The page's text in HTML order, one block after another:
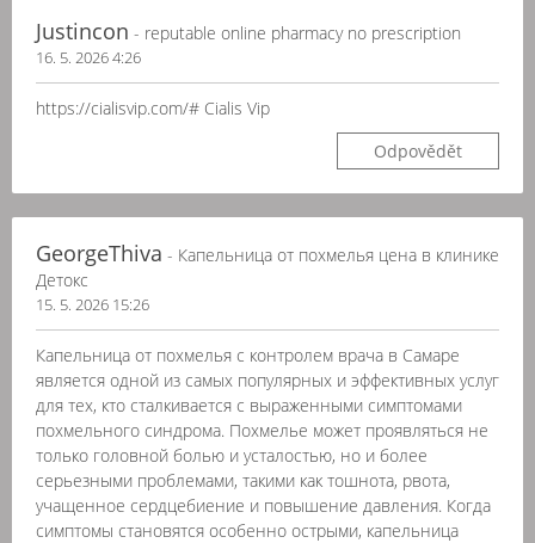
Justincon - reputable online pharmacy no prescription
16. 5. 2026 4:26
https://cialisvip.com/# Cialis Vip
Odpovědět
GeorgeThiva - Капельница от похмелья цена в клинике
Детокс
15. 5. 2026 15:26
Капельница от похмелья с контролем врача в Самаре
является одной из самых популярных и эффективных услуг
для тех, кто сталкивается с выраженными симптомами
похмельного синдрома. Похмелье может проявляться не
только головной болью и усталостью, но и более
серьезными проблемами, такими как тошнота, рвота,
учащенное сердцебиение и повышение давления. Когда
симптомы становятся особенно острыми, капельница